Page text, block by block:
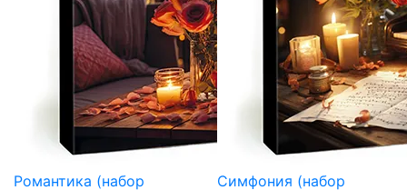
Романтика (набор
Симфония (набор